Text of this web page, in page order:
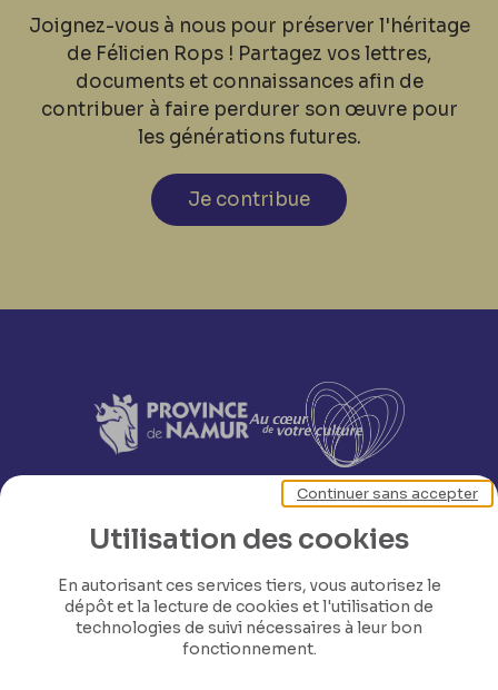
Joignez-vous à nous pour préserver l'héritage
de Félicien Rops ! Partagez vos lettres,
documents et connaissances afin de
contribuer à faire perdurer son œuvre pour
les générations futures.
Je contribue
Utilisation des cookies
En autorisant ces services tiers, vous autorisez le
dépôt et la lecture de cookies et l'utilisation de
technologies de suivi nécessaires à leur bon
fonctionnement.
Continuer sans accepter